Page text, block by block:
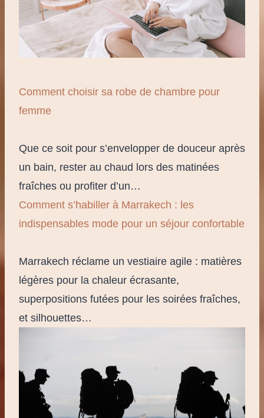
Comment choisir sa robe de chambre pour
femme
Que ce soit pour s’envelopper de douceur après
un bain, rester au chaud lors des matinées
fraîches ou profiter d’un…
Comment s’habiller à Marrakech : les
indispensables mode pour un séjour confortable
Marrakech réclame un vestiaire agile : matières
légères pour la chaleur écrasante,
superpositions futées pour les soirées fraîches,
et silhouettes…